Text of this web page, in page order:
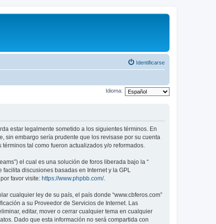
Identificarse
Idioma:
estar legalmente sometido a los siguientes términos. En
sin embargo sería prudente que los revisase por su cuenta
tal como fueron actualizados y/o reformados.
el cual es una solución de foros liberada bajo la “
facilita discusiones basadas en Internet y la GPL
favor visite: https://www.phpbb.com/.
cualquier ley de su país, el país donde “www.cbferos.com”
a su Proveedor de Servicios de Internet. Las
editar, mover o cerrar cualquier tema en cualquier
Dado que esta información no será compartida con